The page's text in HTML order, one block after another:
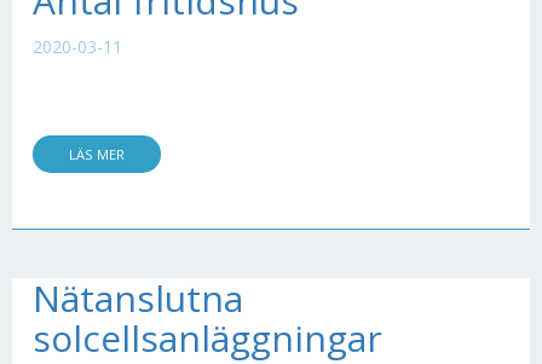
2020-03-11
LÄS MER
Nätanslutna
solcellsanläggningar